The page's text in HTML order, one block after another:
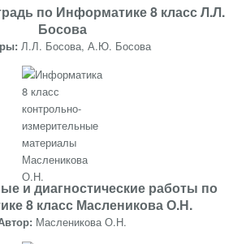
по Информатике 8 класс Л.Л.
Босова
Л.Л. Босова, А.Ю. Босова
и диагностические работы по
8 класс Масленикова О.Н.
Масленикова О.Н.